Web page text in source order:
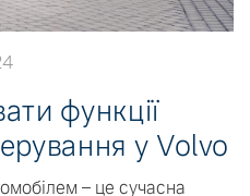
функції
у Volvo
– це сучасна